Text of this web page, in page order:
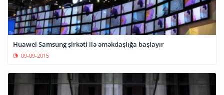
Huawei Samsung şirkəti ilə əməkdaşlığa başlayır
09-09-2015